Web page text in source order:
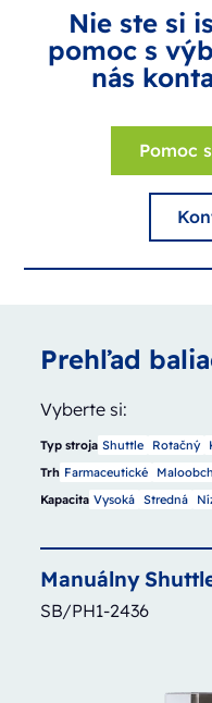
Nie ste si
pomoc s
nás
Pomoc
Prehľad
Vyberte si:
Typ stroja Shuttle Rotačný
Trh Farmaceutické
Kapacita Vysoká Stredná
Manuálny
SB/PH1-2436